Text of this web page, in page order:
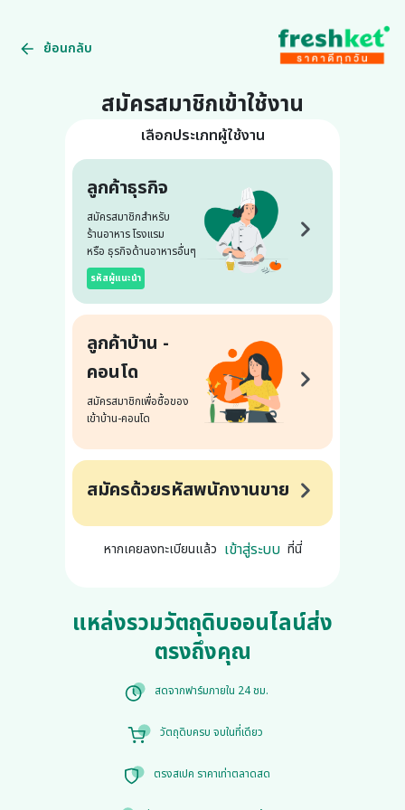
ย้อนกลับ
แหล่งรวมวัตถุดิบออนไลน์ส่ง
ตรงถึงคุณ
สดจากฟาร์มภายใน 24 ชม.
วัตถุดิบครบ จบในที่เดียว
ตรงสเปค ราคาเท่าตลาดสด
สมัครสมาชิกเข้าใช้งาน
เลือกประเภทผู้ใช้งาน
ลูกค้าธุรกิจ
สมัครสมาชิกสำหรับ
ร้านอาหาร โรงแรม
หรือ ธุรกิจด้านอาหารอื่นๆ
รหัสผู้แนะนำ
ลูกค้าบ้าน -
คอนโด
สมัครสมาชิกเพื่อซื้อของ
เข้าบ้าน-คอนโด
สมัครด้วยรหัสพนักงานขาย
หากเคยลงทะเบียนแล้ว เข้าสู่ระบบ ที่นี่